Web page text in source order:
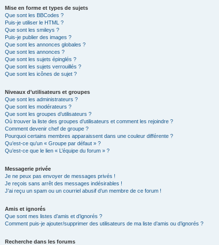
Mise en forme et types de sujets
Que sont les BBCodes ?
Puis-je utiliser le HTML ?
Que sont les smileys ?
Puis-je publier des images ?
Que sont les annonces globales ?
Que sont les annonces ?
Que sont les sujets épinglés ?
Que sont les sujets verrouillés ?
Que sont les icônes de sujet ?
Niveaux d’utilisateurs et groupes
Que sont les administrateurs ?
Que sont les modérateurs ?
Que sont les groupes d’utilisateurs ?
Où trouver la liste des groupes d’utilisateurs et comment les rejoindre ?
Comment devenir chef de groupe ?
Pourquoi certains membres apparaissent dans une couleur différente ?
Qu’est-ce qu’un « Groupe par défaut » ?
Qu’est-ce que le lien « L’équipe du forum » ?
Messagerie privée
Je ne peux pas envoyer de messages privés !
Je reçois sans arrêt des messages indésirables !
J’ai reçu un spam ou un courriel abusif d’un membre de ce forum !
Amis et ignorés
Que sont mes listes d’amis et d’ignorés ?
Comment puis-je ajouter/supprimer des utilisateurs de ma liste d’amis ou d’ignorés ?
Recherche dans les forums